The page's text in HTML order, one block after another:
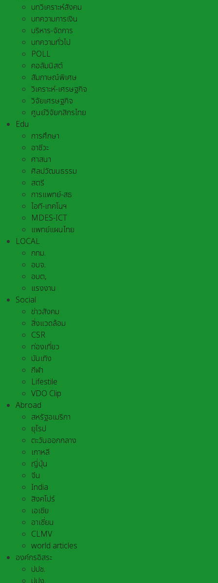
บทวิเคราะห์สังคม
บทความการเงิน
บริหาร-จัดการ
บทความทั่วไป
POLL
คอลัมนิสต์
สัมภาษณ์พิเศษ
วิเคราะห์-เศรษฐกิจ
วิจัยเศรษฐกิจ
ศูนย์วิจัยกสิกรไทย
Edu
การศึกษา
อาชีวะ
ศาสนา
ศิลปวัฒนธรรม
สตรี
การแพทย์-สธ
ไอที-เทคโนฯ
MDES-ICT
แพทย์แผนไทย
LOCAL
กทม.
อบจ.
อบต,
แรงงาน
Social
ข่าวสังคม
สิ่งแวดล้อม
CSR
ท่องเที่ยว
บันเทิง
กีฬา
Lifestile
VDO Clip
Abroad
สหรัฐอเมริกา
ยุโรป
ตะวันออกกลาง
เกาหลี
ญี่ปุ่น
จีน
India
สิงคโปร์
เอเชีย
อาเชี่ยน
CLMV
world articles
องค์กรอิสระ
ปปช.